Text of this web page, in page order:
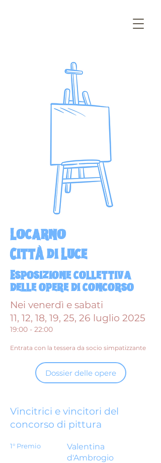
Locarno
CittÀ di Luce
Esposizione collettiva
delle opere di concorso
Nei venerdì e sabati
11, 12, 18, 19, 25, 26 luglio 2025
19:00 - 22:00
Entrata con la tessera da socio simpatizzante
Dossier delle opere
Vincitrici e vincitori del
concorso di pittura
1° Premio
Valentina
d'Ambrogio